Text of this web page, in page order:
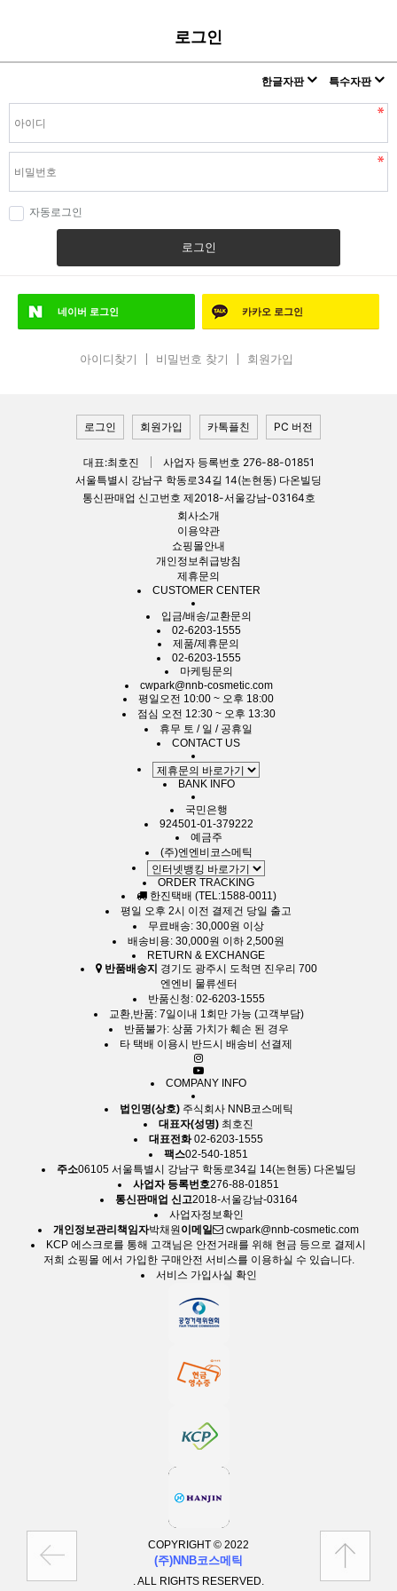
로그인
한글자판 특수자판
자동로그인
로그인
네이버 로그인 카카오 로그인
아이디찾기 비밀번호 찾기 회원가입
로그인 회원가입 카톡플친 PC 버전
대표:최호진
사업자 등록번호 276-88-01851
서울특별시 강남구 학동로34길 14(논현동) 다온빌딩
통신판매업 신고번호 제2018-서울강남-03164호
회사소개
이용약관
쇼핑몰안내
개인정보취급방침
제휴문의
CUSTOMER CENTER
입금/배송/교환문의
02-6203-1555
제품/제휴문의
02-6203-1555
마케팅문의
cwpark@nnb-cosmetic.com
평일 오전 10:00 ~ 오후 18:00
점심 오전 12:30 ~ 오후 13:30
휴무 토 / 일 / 공휴일
CONTACT US
BANK INFO
국민은행
924501-01-379222
예금주
(주)엔엔비코스메틱
ORDER TRACKING
한진택배 (TEL:1588-0011)
평일 오후 2시 이전 결제건 당일 출고
무료배송: 30,000원 이상
배송비용: 30,000원 이하 2,500원
RETURN & EXCHANGE
반품배송지 경기도 광주시 도척면 진우리 700
엔엔비 물류센터
반품신청: 02-6203-1555
교환,반품: 7일이내 1회만 가능 (고객부담)
반품불가: 상품 가치가 훼손 된 경우
타 택배 이용시 반드시 배송비 선결제
COMPANY INFO
법인명(상호) 주식회사 NNB코스메틱
대표자(성명) 최호진
대표전화 02-6203-1555
팩스02-540-1851
주소06105 서울특별시 강남구 학동로34길 14(논현동) 다온빌딩
사업자 등록번호276-88-01851
통신판매업 신고2018-서울강남-03164
사업자정보확인
개인정보관리책임자박채원 이메일
cwpark@nnb-cosmetic.com
KCP 에스크로를 통해 고객님은 안전거래를 위해 현금 등으로 결제시
저희 쇼핑몰 에서 가입한 구매안전 서비스를 이용하실 수 있습니다.
서비스 가입사실 확인
COPYRIGHT © 2022
(주)NNB코스메틱
. ALL RIGHTS RESERVED.